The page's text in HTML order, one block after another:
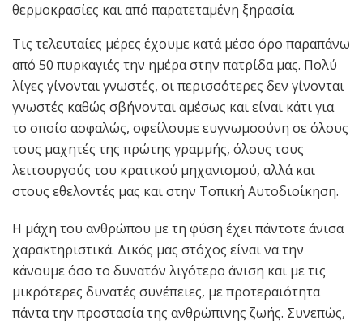
θερμοκρασίες και από παρατεταμένη ξηρασία.
Τις τελευταίες μέρες έχουμε κατά μέσο όρο παραπάνω
από 50 πυρκαγιές την ημέρα στην πατρίδα μας. Πολύ
λίγες γίνονται γνωστές, οι περισσότερες δεν γίνονται
γνωστές καθώς σβήνονται αμέσως και είναι κάτι για
το οποίο ασφαλώς, οφείλουμε ευγνωμοσύνη σε όλους
τους μαχητές της πρώτης γραμμής, όλους τους
λειτουργούς του κρατικού μηχανισμού, αλλά και
στους εθελοντές μας και στην Τοπική Αυτοδιοίκηση.
Η μάχη του ανθρώπου με τη φύση έχει πάντοτε άνισα
χαρακτηριστικά. Δικός μας στόχος είναι να την
κάνουμε όσο το δυνατόν λιγότερο άνιση και με τις
μικρότερες δυνατές συνέπειες, με προτεραιότητα
πάντα την προστασία της ανθρώπινης ζωής. Συνεπώς,